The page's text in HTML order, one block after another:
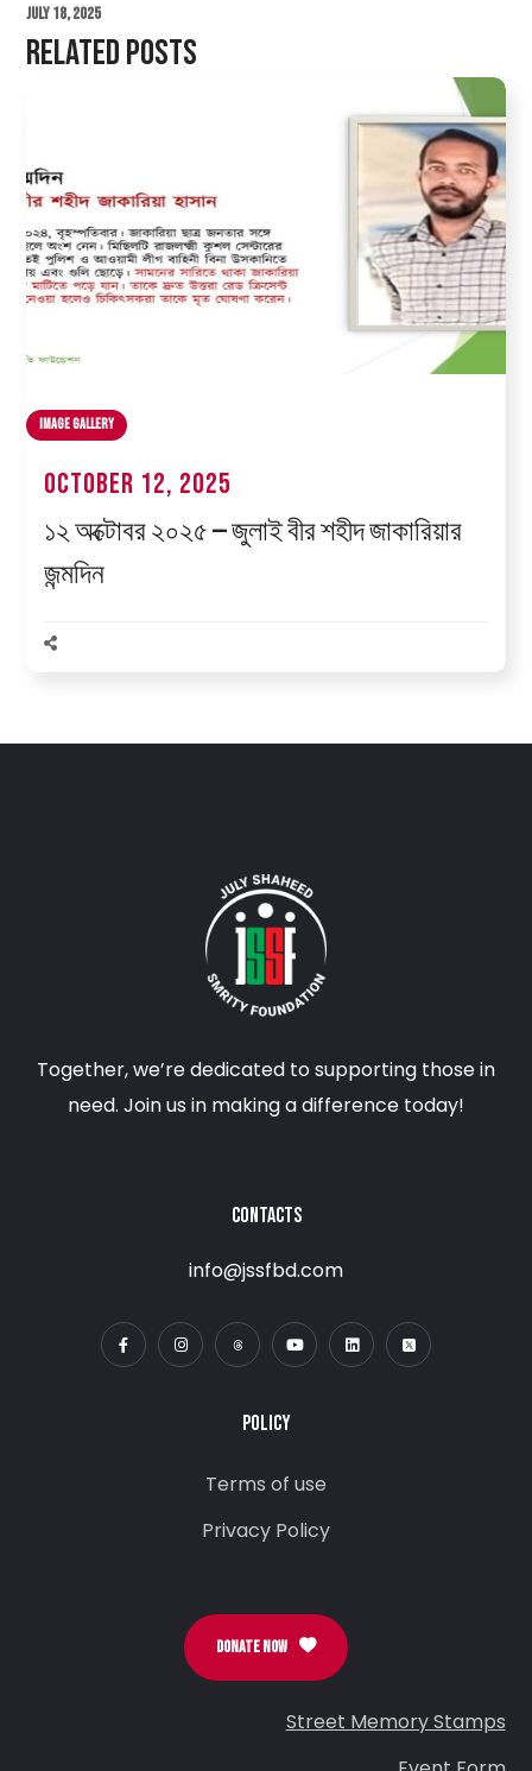
July 18, 2025
Related Posts
Image Gallery
October 12, 2025
১২ অক্টোবর ২০২৫ — জুলাই বীর শহীদ জাকারিয়ার
জন্মদিন
Together, we’re dedicated to supporting those in
need. Join us in making a difference today!
CONTACTS
info@jssfbd.com
POLICY
Terms of use
Privacy Policy
DONATE NOW
Street Memory Stamps